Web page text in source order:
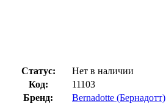
Статус:
Нет в наличии
Код:
11103
Бренд:
Bernadotte (Бернадотт)